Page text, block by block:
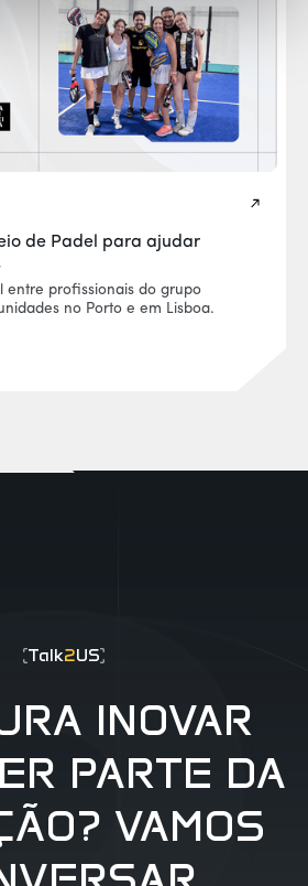
de Padel para ajudar
entre profissionais do grupo
no Porto e em Lisboa.
Talk2US
INOVAR
PARTE DA
VAMOS